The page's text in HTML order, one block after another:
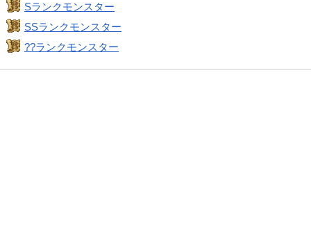
Sランクモンスター
SSランクモンスター
??ランクモンスター